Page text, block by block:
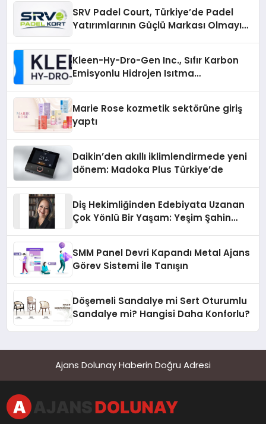
SRV Padel Court, Türkiye’de Padel
Yatırımlarının Güçlü Markası Olmayı
Kleen-Hy-Dro-Gen Inc., Sıfır Karbon
Emisyonlu Hidrojen Isıtma
Marie Rose kozmetik sektörüne giriş
yaptı
Daikin’den akıllı iklimlendirmede yeni
dönem: Madoka Plus Türkiye’de
Diş Hekimliğinden Edebiyata Uzanan
Çok Yönlü Bir Yaşam: Yeşim Şahin
SMM Panel Devri Kapandı Metal Ajans
Görev Sistemi İle Tanışın
Döşemeli Sandalye mi Sert Oturumlu
Sandalye mi? Hangisi Daha Konforlu?
Ajans Dolunay Haberin Doğru Adresi